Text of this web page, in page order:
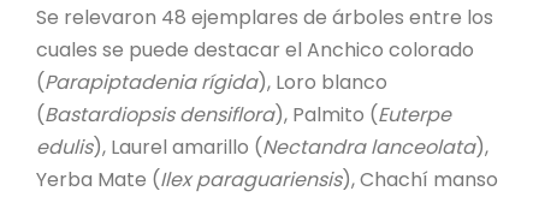
Se relevaron 48 ejemplares de árboles entre los
cuales se puede destacar el Anchico colorado
(Parapiptadenia rígida), Loro blanco
(Bastardiopsis densiflora), Palmito (Euterpe
edulis), Laurel amarillo (Nectandra lanceolata),
Yerba Mate (Ilex paraguariensis), Chachí manso